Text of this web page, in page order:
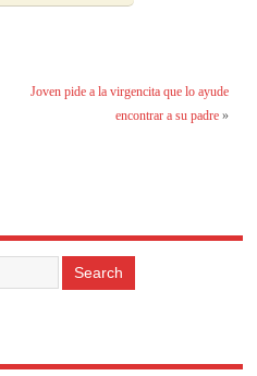
Joven pide a la virgencita que lo ayude
encontrar a su padre»